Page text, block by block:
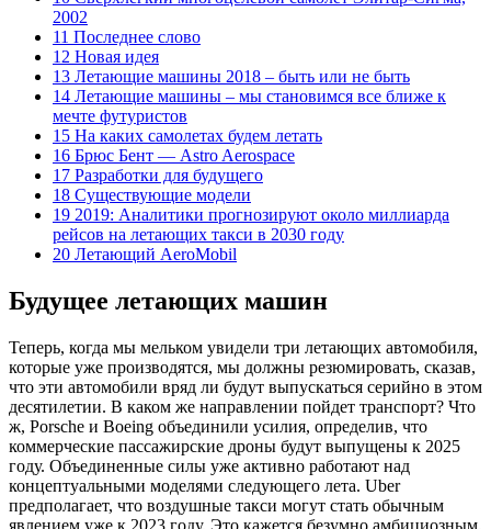
2002
11 Последнее слово
12 Новая идея
13 Летающие машины 2018 – быть или не быть
14 Летающие машины – мы становимся все ближе к
мечте футуристов
15 На каких самолетах будем летать
16 Брюс Бент — Astro Aerospace
17 Разработки для будущего
18 Существующие модели
19 2019: Аналитики прогнозируют около миллиарда
рейсов на летающих такси в 2030 году
20 Летающий AeroMobil
Будущее летающих машин
Теперь, когда мы мельком увидели три летающих автомобиля,
которые уже производятся, мы должны резюмировать, сказав,
что эти автомобили вряд ли будут выпускаться серийно в этом
десятилетии. В каком же направлении пойдет транспорт? Что
ж, Porsche и Boeing объединили усилия, определив, что
коммерческие пассажирские дроны будут выпущены к 2025
году. Объединенные силы уже активно работают над
концептуальными моделями следующего лета. Uber
предполагает, что воздушные такси могут стать обычным
явлением уже к 2023 году. Это кажется безумно амбициозным,